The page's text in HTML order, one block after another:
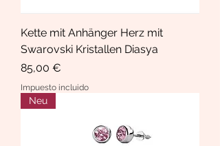
Kette mit Anhänger Herz mit
Swarovski Kristallen Diasya
Precio
85,00 €
Impuesto incluido
Neu